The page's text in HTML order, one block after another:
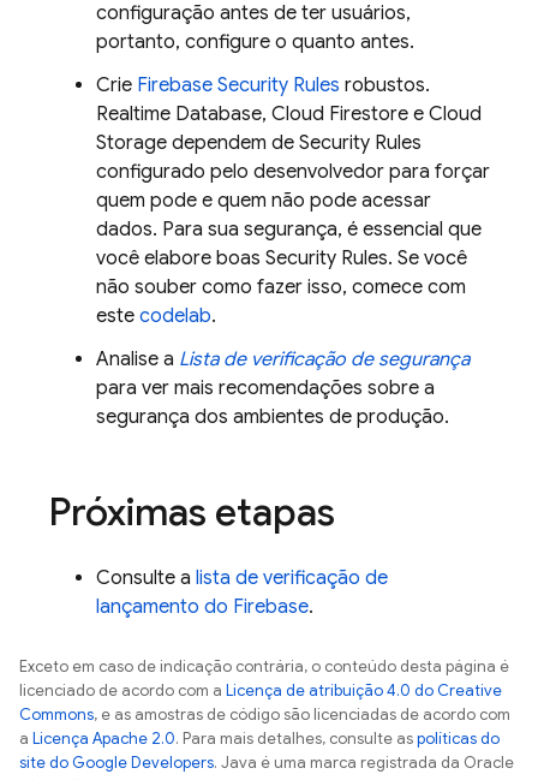
configuração antes de ter usuários,
portanto, configure o quanto antes.
Crie Firebase Security Rules robustos.
Realtime Database, Cloud Firestore e Cloud
Storage dependem de Security Rules
configurado pelo desenvolvedor para forçar
quem pode e quem não pode acessar
dados. Para sua segurança, é essencial que
você elabore boas Security Rules. Se você
não souber como fazer isso, comece com
este codelab.
Analise a Lista de verificação de segurança
para ver mais recomendações sobre a
segurança dos ambientes de produção.
Próximas etapas
Consulte a lista de verificação de
lançamento do Firebase.
Exceto em caso de indicação contrária, o conteúdo desta página é
licenciado de acordo com a Licença de atribuição 4.0 do Creative
Commons, e as amostras de código são licenciadas de acordo com
a Licença Apache 2.0. Para mais detalhes, consulte aspolíticas do
site do Google Developers. Java é uma marca registrada da Oracle